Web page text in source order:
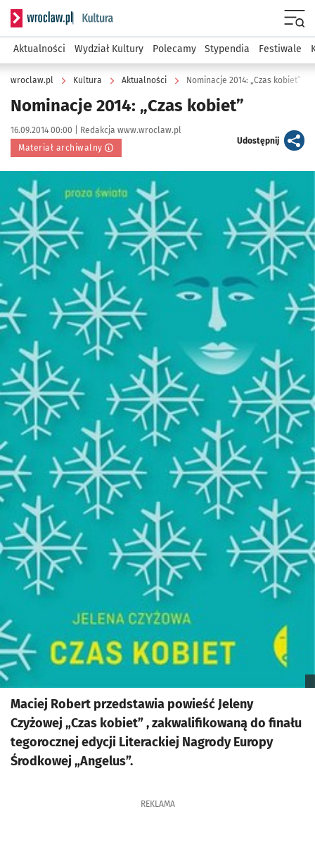
Serwis informacyjny wroclaw.pl podserwis: Kultura
Aktualności Wydział Kultury Polecamy Stypendia Festiwale
wroclaw.pl Kultura Aktualności Nominacje 2014: „Czas kobiet”
Nominacje 2014: „Czas kobiet”
Data publikacji:
16.09.2014 00:00 | Autor:
Redakcja www.wroclaw.pl
Materiał archiwalny
Udostępnijartykuł
Kliknij, aby powiększyć
Maciej Robert przedstawia powieść Jeleny
Czyżowej „Czas kobiet” , zakwalifikowaną do finału
tegorocznej edycji Literackiej Nagrody Europy
Środkowej „Angelus”.
REKLAMA